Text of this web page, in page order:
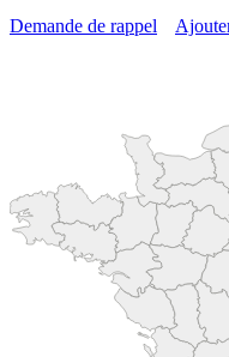
Demande de rappel